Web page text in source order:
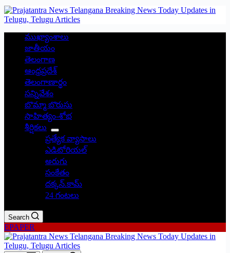
ముఖ్యాంశాలు
జాతీయం
తెలంగాణ
ఆంధ్రప్రదేశ్
తెలంగాణార్థం
సన్నివేశం
బొమ్మా బొరుసు
సాహిత్యం-శోభ
శీర్షికలు
ప్రత్యేక వ్యాసాలు
ఎడిటోరియల్
అరుగు
సంకేతం
దక్కన్.కామ్
24 గంటలు
Search
EPAPER